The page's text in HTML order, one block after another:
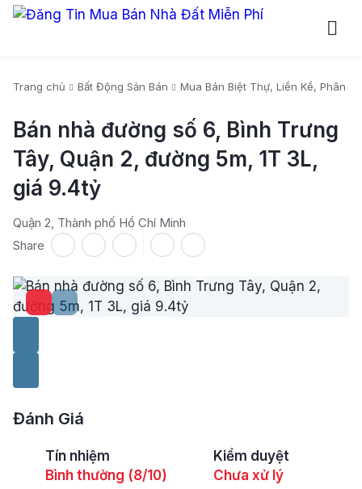
Trang chủ Bất Động Sản Bán Mua Bán Biệt Thự, Liền Kề, Phân Lô
Bán nhà đường số 6, Bình Trưng
Tây, Quận 2, đường 5m, 1T 3L,
giá 9.4tỷ
Quận 2, Thành phố Hồ Chí Minh
Share
Đánh Giá
Tín nhiệm
Bình thường (8/10)
Kiểm duyệt
Chưa xử lý